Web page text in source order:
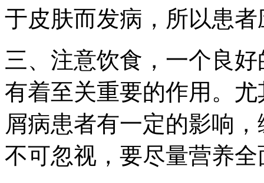
于皮肤而发病，所以患
三、注意饮食，一个良
有着至关重要的作用。
屑病患者有一定的影响
不可忽视，要尽量营养